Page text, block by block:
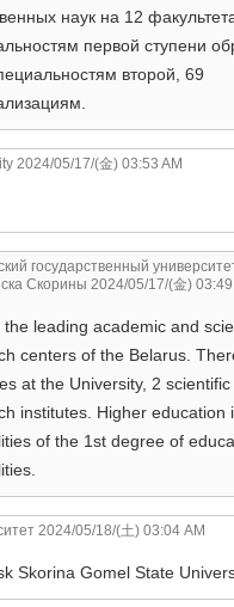
наук на 12
первой ступени
второй, 69
2024/05/17/(金) 03:53 AM
государственный
Скорины 2024/05/17/(金) 03:49
the leading academic and
centers of the Belarus.
at the University, 2 scientific
institutes. Higher education
of the 1st degree of
2024/05/18/(土) 03:04 AM
Skorina Gomel State